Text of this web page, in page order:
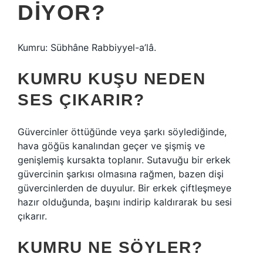
DIYOR?
Kumru: Sübhâne Rabbiyyel-a’lâ.
KUMRU KUŞU NEDEN
SES ÇIKARIR?
Güvercinler öttüğünde veya şarkı söylediğinde,
hava göğüs kanalından geçer ve şişmiş ve
genişlemiş kursakta toplanır. Sutavuğu bir erkek
güvercinin şarkısı olmasına rağmen, bazen dişi
güvercinlerden de duyulur. Bir erkek çiftleşmeye
hazır olduğunda, başını indirip kaldırarak bu sesi
çıkarır.
KUMRU NE SÖYLER?